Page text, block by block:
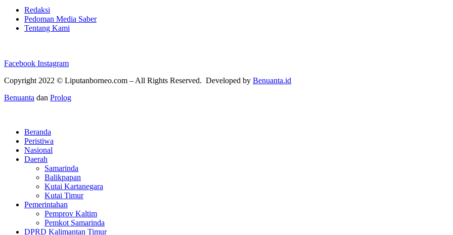
Redaksi
Pedoman Media Saber
Tentang Kami
Facebook Instagram
Copyright 2022 © Liputanborneo.com – All Rights Reserved. Developed by Benuanta.id
Benuanta dan Prolog
Beranda
Peristiwa
Nasional
Daerah
Samarinda
Balikpapan
Kutai Kartanegara
Kutai Timur
Pemerintahan
Pemprov Kaltim
Pemkot Samarinda
DPRD Kalimantan Timur